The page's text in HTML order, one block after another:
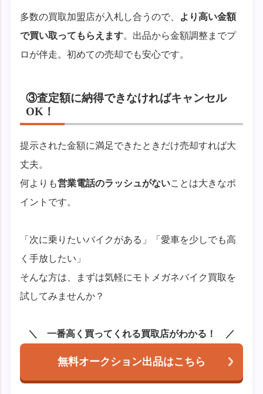
多数の買取加盟店が入札し合うので、 より高い金額
で買い取ってもらえます。出品から金額調整までプ
ロが伴走。初めての売却でも安心です。
③査定額に納得できなければキャンセル
OK！
提示された金額に満足できたときだけ売却すれば大
丈夫。
何よりも営業電話のラッシュがないことは大きなポ
イントです。
「次に乗りたいバイクがある」「愛車を少しでも高
く手放したい」
そんな方は、まずは気軽にモトメガネバイク買取を
試してみませんか？
一番高く買ってくれる買取店がわかる！
無料オークション出品はこちら